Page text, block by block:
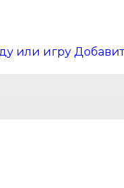
или игру